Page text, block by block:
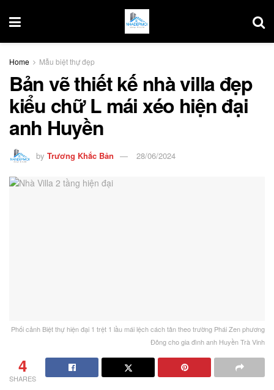
Home Mẫu biệt thự đẹp
Bản vẽ thiết kế nhà villa đẹp
kiểu chữ L mái xéo hiện đại
anh Huyền
by Trương Khắc Bản 28/06/2024
Phối cảnh Biệt thự hiện đại 1 trệt 1 lầu mái lệch cách tân theo trường Phái Zen phương
Đông cho gia đình anh Huyền Trà Vinh
4
SHARES